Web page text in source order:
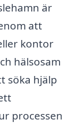
är
att
kontor
hälsosam
söka hjälp
processen